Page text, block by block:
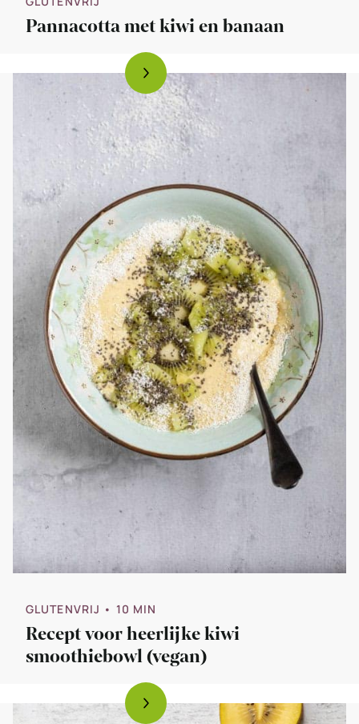
Pannacotta met kiwi en banaan
GLUTENVRIJ • 10 MIN
Recept voor heerlijke kiwi
smoothiebowl (vegan)